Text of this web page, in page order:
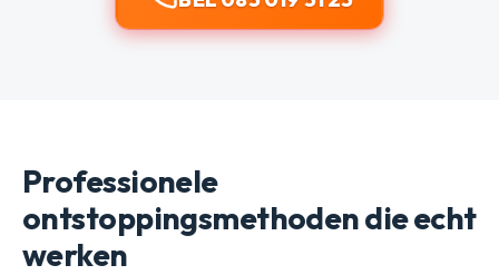
Professionele
ontstoppingsmethoden die echt
werken